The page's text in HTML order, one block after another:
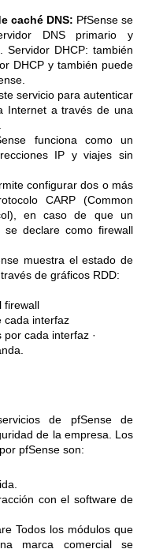
caché DNS: PfSense se
DNS primario y
Servidor DHCP: también
DHCP y también puede
servicio para autenticar
Internet a través de una
funciona como un
IP y viajes sin
configurar dos o más
CARP (Common
en caso de que un
declare como firewall
muestra el estado de
de gráficos RDD:
firewall
cada interfaz
cada interfaz ·
de pfSense de
de la empresa. Los
pfSense son:
con el software de
Todos los módulos que
marca comercial se